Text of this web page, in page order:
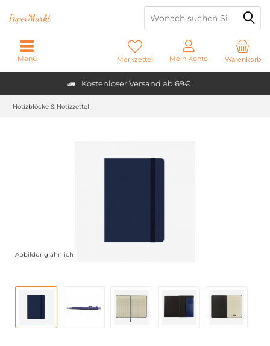
Kostenloser Versand ab 69€
PaperMarkt
Warenkorb
Merkzettel Mein Konto
Menü
Notizblöcke & Notizzettel
Abbildung ähnlich